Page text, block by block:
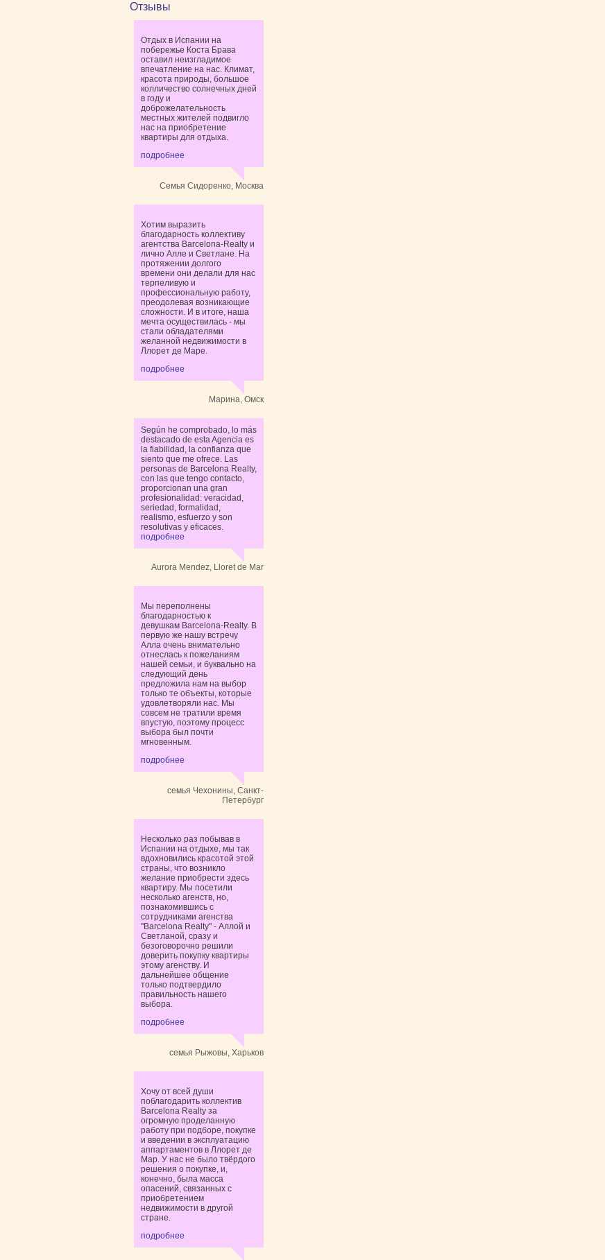
Отзывы
Отдых в Испании на
побережье Коста Брава
оставил неизгладимое
впечатление на нас. Климат,
красота природы, большое
колличество солнечных дней
в году и
доброжелательность
местных жителей подвигло
нас на приобретение
квартиры для отдыха.
подробнее
Семья Сидоренко, Москва
Хотим выразить
благодарность коллективу
агентства Barcelona-Realty и
лично Алле и Светлане. На
протяжении долгого
времени они делали для нас
терпеливую и
профессиональную работу,
преодолевая возникающие
сложности. И в итоге, наша
мечта осуществилась - мы
стали обладателями
желанной недвижимости в
Ллорет де Маре.
подробнее
Марина, Омск
Según he comprobado, lo más
destacado de esta Agencia es
la fiabilidad, la confianza que
siento que me ofrece. Las
personas de Barcelona Realty,
con las que tengo contacto,
proporcionan una gran
profesionalidad: veracidad,
seriedad, formalidad,
realismo, esfuerzo y son
resolutivas y eficaces.
подробнее
Aurora Mendez, Lloret de Mar
Мы переполнены
благодарностью к
девушкам Barcelona-Realty. В
первую же нашу встречу
Алла очень внимательно
отнеслась к пожеланиям
нашей семьи, и буквально на
следующий день
предложила нам на выбор
только те объекты, которые
удовлетворяли нас. Мы
совсем не тратили время
впустую, поэтому процесс
выбора был почти
мгновенным.
подробнее
семья Чехонины, Санкт-
Петербург
Несколько раз побывав в
Испании на отдыхе, мы так
вдохновились красотой этой
страны, что возникло
желание приобрести здесь
квартиру. Мы посетили
несколько агенств, но,
познакомившись с
сотрудниками агенства
"Barcelona Realty" - Аллой и
Светланой, сразу и
безоговорочно решили
доверить покупку квартиры
этому агенству. И
дальнейшее общение
только подтвердило
правильность нашего
выбора.
подробнее
семья Рыжовы, Харьков
Хочу от всей души
поблагодарить коллектив
Barcelona Realty за
огромную проделанную
работу при подборе, покупке
и введении в эксплуатацию
аппартаментов в Ллорет де
Мар. У нас не было твёрдого
решения о покупке, и,
конечно, была масса
опасений, связанных с
приобретением
недвижимости в другой
стране.
подробнее